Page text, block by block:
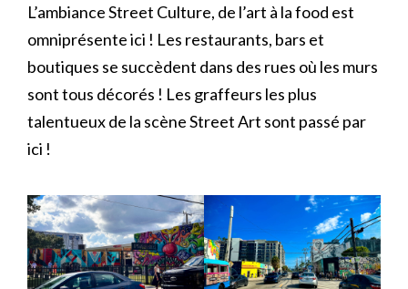
L’ambiance Street Culture, de l’art à la food est
omniprésente ici ! Les restaurants, bars et
boutiques se succèdent dans des rues où les murs
sont tous décorés ! Les graffeurs les plus
talentueux de la scène Street Art sont passé par
ici !